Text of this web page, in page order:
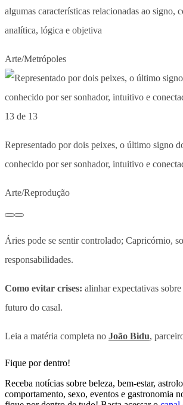
algumas características relacionadas ao signo,
analítica, lógica e objetiva
Arte/Metrópoles
13 de 13
Representado por dois peixes, o último signo
conhecido por ser sonhador, intuitivo e
Arte/Reprodução
Áries pode se sentir controlado; Capricórnio,
responsabilidades.
Como evitar crises: alinhar expectativas
futuro do casal.
Leia a matéria completa no João Bidu,
Fique por dentro!
Receba notícias sobre beleza, bem-estar,
comportamento, sexo, eventos e gastronomia